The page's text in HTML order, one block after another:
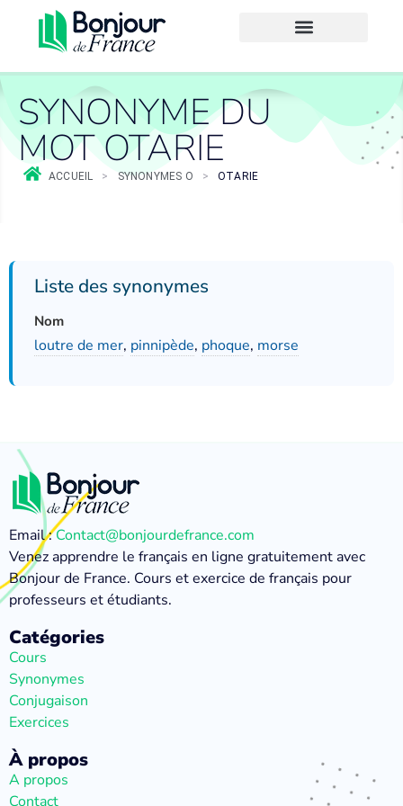
SYNONYME DU
MOT OTARIE
ACCUEIL > SYNONYMES O > OTARIE
Liste des synonymes
Nom
loutre de mer, pinnipède, phoque, morse
Email :Contact@bonjourdefrance.com
Venez apprendre le français en ligne gratuitement avec
Bonjour de France. Cours et exercice de français pour
professeurs et étudiants.
Catégories
Cours
Synonymes
Conjugaison
Exercices
À propos
A propos
Contact